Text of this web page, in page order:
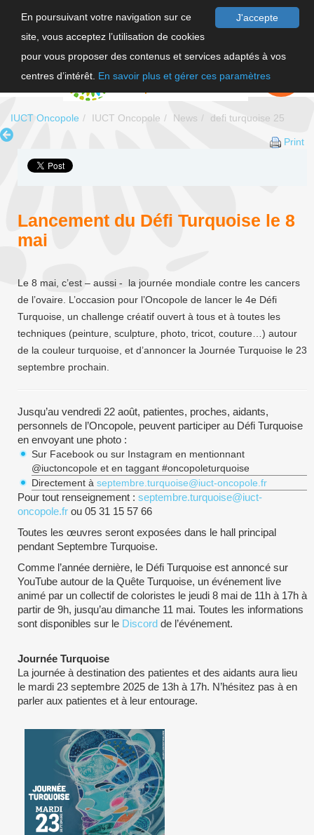
J'accepte
En poursuivant votre navigation sur ce
site, vous acceptez l’utilisation de cookies
pour vous proposer des contenus et services adaptés à vos
centres d’intérêt. En savoir plus et gérer ces paramètres
FAIRE UN
DON
IUCT Oncopole IUCT Oncopole News defi turquoise 25
Print
Lancement du Défi Turquoise le 8
mai
Le 8 mai, c’est – aussi - la journée mondiale contre les cancers
de l’ovaire. L’occasion pour l’Oncopole de lancer le 4e Défi
Turquoise, un challenge créatif ouvert à tous et à toutes les
techniques (peinture, sculpture, photo, tricot, couture…) autour
de la couleur turquoise, et d’annoncer la Journée Turquoise le 23
septembre prochain.
Jusqu’au vendredi 22 août, patientes, proches, aidants,
personnels de l’Oncopole, peuvent participer au Défi Turquoise
en envoyant une photo :
Sur Facebook ou sur Instagram en mentionnant
@iuctoncopole et en taggant #oncopoleturquoise
Directement à septembre.turquoise@iuct-oncopole.fr
Pour tout renseignement : septembre.turquoise@iuct-
oncopole.fr ou 05 31 15 57 66
Toutes les œuvres seront exposées dans le hall principal
pendant Septembre Turquoise.
Comme l’année dernière, le Défi Turquoise est annoncé sur
YouTube autour de la Quête Turquoise, un événement live
animé par un collectif de coloristes le jeudi 8 mai de 11h à 17h à
partir de 9h, jusqu’au dimanche 11 mai. Toutes les informations
sont disponibles sur le Discord de l’événement.
Journée Turquoise
La journée à destination des patientes et des aidants aura lieu
le mardi 23 septembre 2025 de 13h à 17h. N’hésitez pas à en
parler aux patientes et à leur entourage.